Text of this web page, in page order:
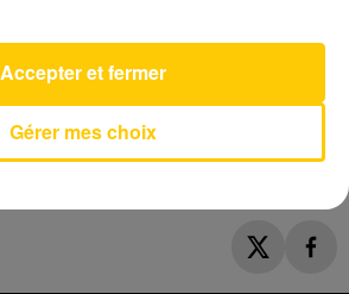
FREYA SKYE
Gérer mes choix
Accepter et fermer